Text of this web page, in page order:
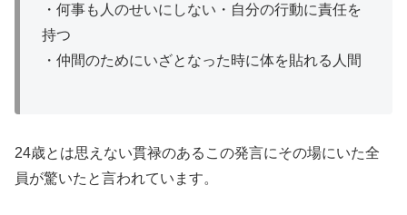
・何事も人のせいにしない・自分の行動に責任を
持つ
・仲間のためにいざとなった時に体を貼れる人間
24歳とは思えない貫禄のあるこの発言にその場にいた全
員が驚いたと言われています。